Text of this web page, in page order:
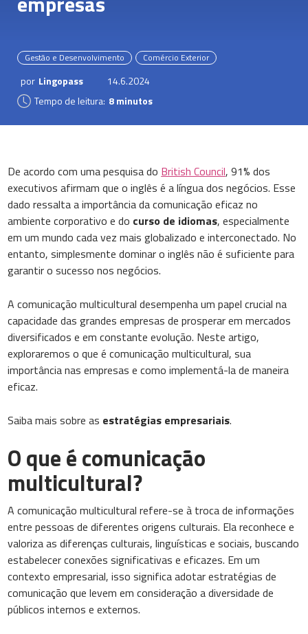
Gestão e Desenvolvimento Comércio Exterior
por Lingopass
14.6.2024
Tempo de leitura: 8 minutos
De acordo com uma pesquisa do British Council, 91% dos
executivos afirmam que o inglês é a língua dos negócios. Esse
dado ressalta a importância da comunicação eficaz no
ambiente corporativo e do curso de idiomas, especialmente
em um mundo cada vez mais globalizado e interconectado. No
entanto, simplesmente dominar o inglês não é suficiente para
garantir o sucesso nos negócios.
A comunicação multicultural desempenha um papel crucial na
capacidade das grandes empresas de prosperar em mercados
diversificados e em constante evolução. Neste artigo,
exploraremos o que é comunicação multicultural, sua
importância nas empresas e como implementá-la de maneira
eficaz.
Saiba mais sobre as estratégias empresariais.
O que é comunicação
multicultural?
A comunicação multicultural refere-se à troca de informações
entre pessoas de diferentes origens culturais. Ela reconhece e
valoriza as diferenças culturais, linguísticas e sociais, buscando
estabelecer conexões significativas e eficazes. Em um
contexto empresarial, isso significa adotar estratégias de
comunicação que levem em consideração a diversidade de
públicos internos e externos.